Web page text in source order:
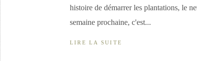
histoire de démarrer les plantations, le
semaine prochaine, c'est...
LIRE LA SUITE